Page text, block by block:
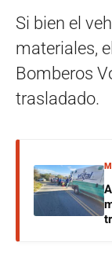
Si bien el
materiales,
Bomberos
trasladado.